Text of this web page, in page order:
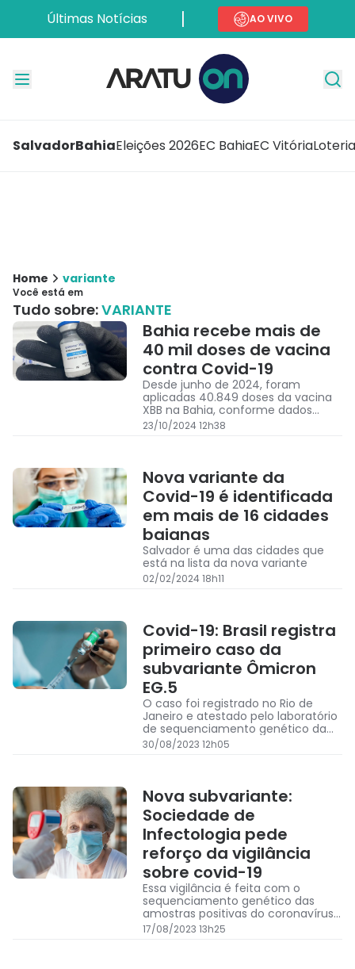
Últimas Notícias AO VIVO
SalvadorBahiaEleições 2026EC BahiaEC Vitória
Home variante
Você está em
Tudo sobre:VARIANTE
Bahia recebe mais de
40 mil doses de vacina
contra Covid-19
Desde junho de 2024, foram
aplicadas 40.849 doses da vacina
XBB na Bahia, conforme dados
disponibilizados pelo Ministério da
Saúde
23/10/2024 12h38
Nova variante da
Covid-19 é identificada
em mais de 16 cidades
baianas
Salvador é uma das cidades que
está na lista da nova variante
02/02/2024 18h11
Covid-19: Brasil registra
primeiro caso da
subvariante Ômicron
EG.5
O caso foi registrado no Rio de
Janeiro e atestado pelo laboratório
de sequenciamento genético da
Fundação Oswaldo Cruz (Fiocruz)
30/08/2023 12h05
Nova subvariante:
Sociedade de
Infectologia pede
reforço da vigilância
sobre covid-19
Essa vigilância é feita com o
sequenciamento genético das
amostras positivas do coronavírus
coletadas nos testes RT-PCR, e
permite identificar quais variantes
17/08/2023 13h25